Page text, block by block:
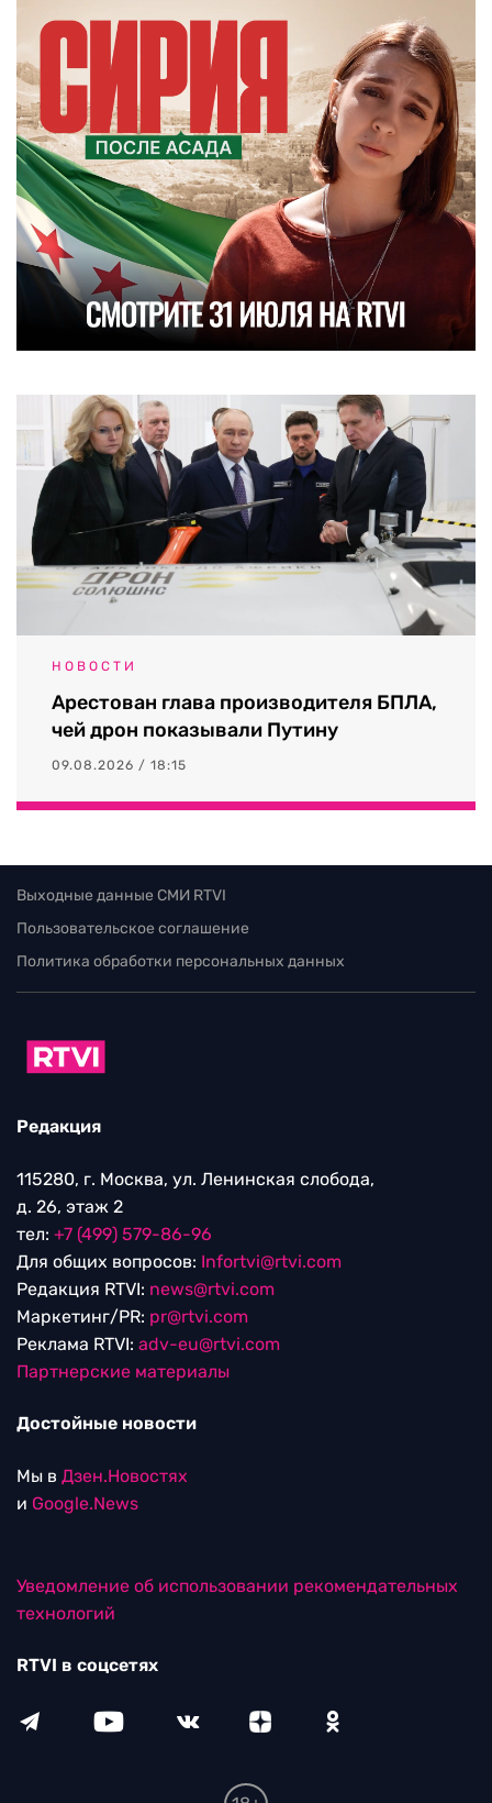
НОВОСТИ
Арестован глава производителя БПЛА,
чей дрон показывали Путину
09.08.2026 / 18:15
Выходные данные СМИ RTVI
Пользовательское соглашение
Политика обработки персональных данных
Редакция
115280, г. Москва, ул. Ленинская слобода,
д. 26, этаж 2
тел: +7 (499) 579-86-96
Для общих вопросов: Infortvi@rtvi.com
Редакция RTVI: news@rtvi.com
Маркетинг/PR: pr@rtvi.com
Реклама RTVI: adv-eu@rtvi.com
Партнерские материалы
Достойные новости
Мы в Дзен.Новостях
и Google.News
Уведомление об использовании рекомендательных
технологий
RTVI в соцсетях